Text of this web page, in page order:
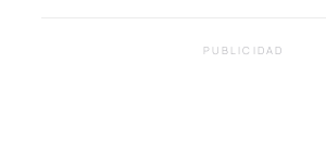
PUBLICIDAD